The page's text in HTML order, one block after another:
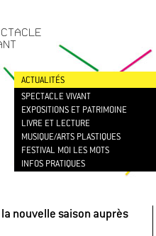
ACTUALITÉS
SPECTACLE VIVANT
EXPOSITIONS ET PATRIMOINE
LIVRE ET LECTURE
MUSIQUE/ARTS PLASTIQUES
FESTIVAL MOI LES MOTS
INFOS PRATIQUES
nouvelle saison auprès